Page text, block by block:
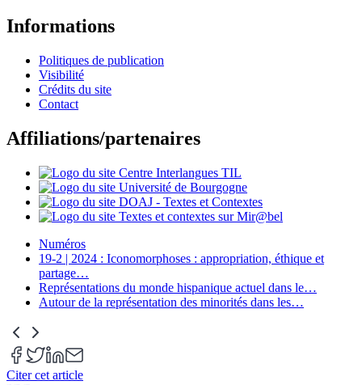
Informations
Politiques de publication
Visibilité
Crédits du site
Contact
Affiliations/partenaires
Numéros
19-2 | 2024 : Iconomorphoses : appropriation, éthique et
partage…
Représentations du monde hispanique actuel dans le…
Autour de la représentation des minorités dans les…
Citer cet article